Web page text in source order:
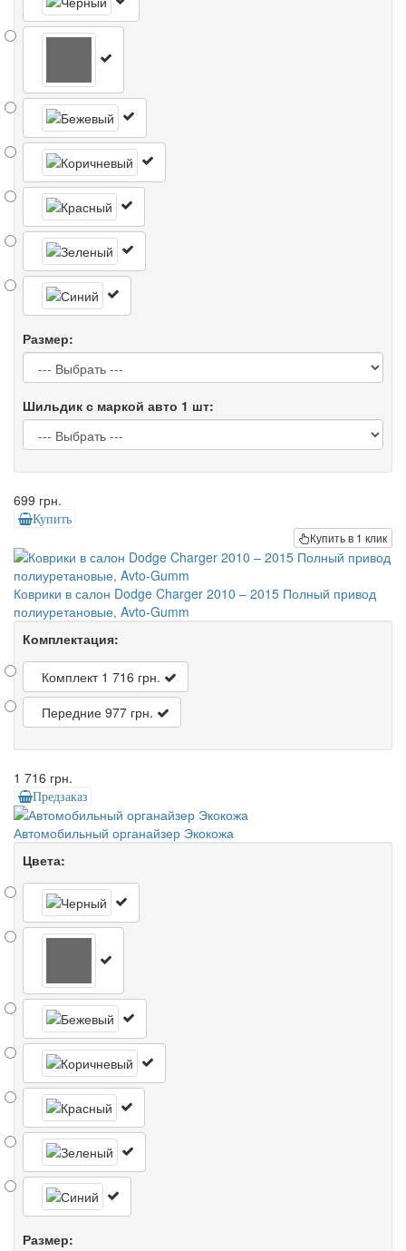
Размер:
Шильдик с маркой авто 1 шт:
699 грн.
Купить
Купить в 1 клик
Коврики в салон Dodge Charger 2010 – 2015 Полный привод
полиуретановые, Avto-Gumm
Комплектация:
Комплект 1 716 грн.
Передние 977 грн.
1 716 грн.
Предзаказ
Автомобильный органайзер Экокожа
Цвета:
Размер: